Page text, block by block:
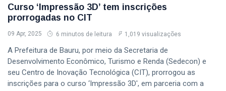
estréia em
Bauru com
apresentações
gratuitas
CIDADE
Gera Bauru
1.000 Vagas de
Emprego
Nesta Terça-
Feira; Veja a
Jul,
visualizações
Curso ‘Impressão 3D’ tem inscrições
prorrogadas no CIT
09 Apr, 2025 6 minutos de leitura 1,019 visualizações
A Prefeitura de Bauru, por meio da Secretaria de
Desenvolvimento Econômico, Turismo e Renda (Sedecon) e
seu Centro de Inovação Tecnológica (CIT), prorrogou as
inscrições para o curso ‘Impressão 3D', em parceria com a